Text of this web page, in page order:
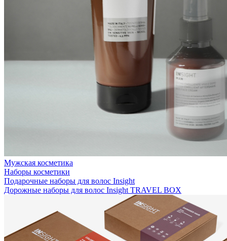
Мужская косметика
Наборы косметики
Подарочные наборы для волос Insight
Дорожные наборы для волос Insight TRAVEL BOX